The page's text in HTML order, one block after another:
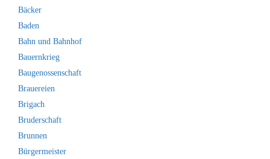
Bäcker
Baden
Bahn und Bahnhof
Bauernkrieg
Baugenossenschaft
Brauereien
Brigach
Bruderschaft
Brunnen
Bürgermeister